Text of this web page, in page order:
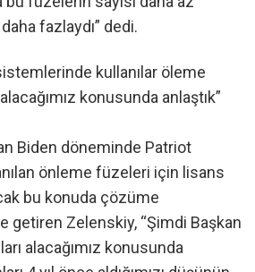
fazlaydı” dedi.
kullanılar öleme
konusunda anlaştık”
Biden döneminde Patriot
önleme füzeleri için lisans
bu konuda çözüme
getiren Zelenskiy, “Şimdi Başkan
alacağımız konusunda